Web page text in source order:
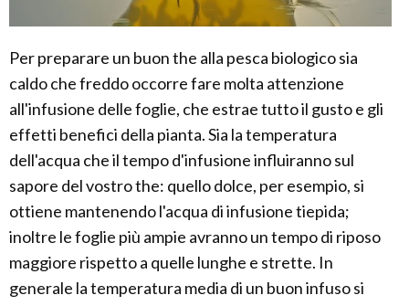
Per preparare un buon the alla pesca biologico sia
caldo che freddo occorre fare molta attenzione
all'infusione delle foglie, che estrae tutto il gusto e gli
effetti benefici della pianta. Sia la temperatura
dell'acqua che il tempo d'infusione influiranno sul
sapore del vostro the: quello dolce, per esempio, si
ottiene mantenendo l'acqua di infusione tiepida;
inoltre le foglie più ampie avranno un tempo di riposo
maggiore rispetto a quelle lunghe e strette. In
generale la temperatura media di un buon infuso si